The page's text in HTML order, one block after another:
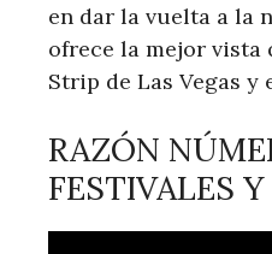
en dar la vuelta a la
ofrece la mejor vista
Strip de Las Vegas
RAZÓN
FESTIVALES